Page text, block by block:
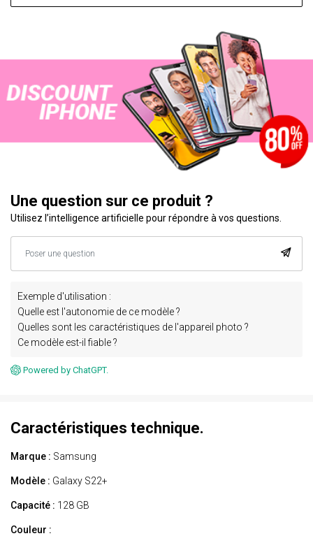
Une question sur ce produit ?
Utilisez l’intelligence artificielle pour répondre à vos questions.
Exemple d'utilisation :
Quelle est l'autonomie de ce modèle ?
Quelles sont les caractéristiques de l'appareil photo ?
Ce modèle est-il fiable ?
Powered by ChatGPT.
Caractéristiques technique.
Marque : Samsung
Modèle : Galaxy S22+
Capacité : 128 GB
Couleur :